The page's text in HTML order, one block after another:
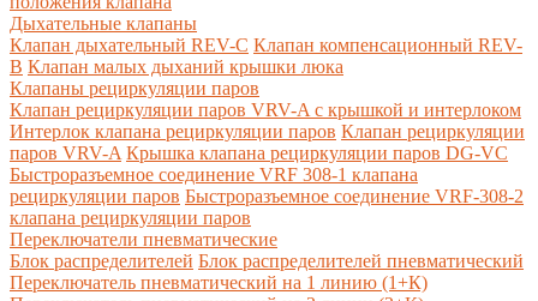
Дыхательные клапаны
Клапан дыхательный REV-C Клапан компенсационный REV-
B Клапан малых дыханий крышки люка
Клапаны рециркуляции паров
Клапан рециркуляции паров VRV-A с крышкой и интерлоком
Интерлок клапана рециркуляции паров Клапан рециркуляции
паров VRV-A Крышка клапана рециркуляции паров DG-VC
Быстроразъемное соединение VRF 308-1 клапана
рециркуляции паров Быстроразъемное соединение VRF-308-2
клапана рециркуляции паров
Переключатели пневматические
Блок распределителей Блок распределителей пневматический
Переключатель пневматический на 1 линию (1+К)